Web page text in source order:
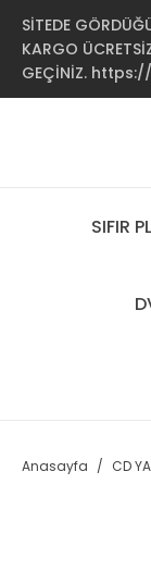
SİTEDE
KARGO
GEÇİNİZ.
SIFIR
Anasayfa CD